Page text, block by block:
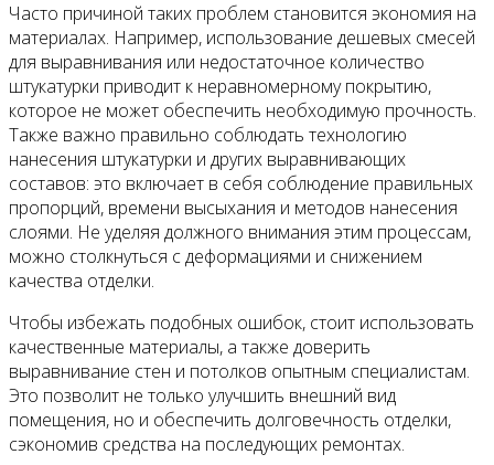
Часто причиной таких проблем становится экономия на
материалах. Например, использование дешевых смесей
для выравнивания или недостаточное количество
штукатурки приводит к неравномерному покрытию,
которое не может обеспечить необходимую прочность.
Также важно правильно соблюдать технологию
нанесения штукатурки и других выравнивающих
составов: это включает в себя соблюдение правильных
пропорций, времени высыхания и методов нанесения
слоями. Не уделяя должного внимания этим процессам,
можно столкнуться с деформациями и снижением
качества отделки.
Чтобы избежать подобных ошибок, стоит использовать
качественные материалы, а также доверить
выравнивание стен и потолков опытным специалистам.
Это позволит не только улучшить внешний вид
помещения, но и обеспечить долговечность отделки,
сэкономив средства на последующих ремонтах.